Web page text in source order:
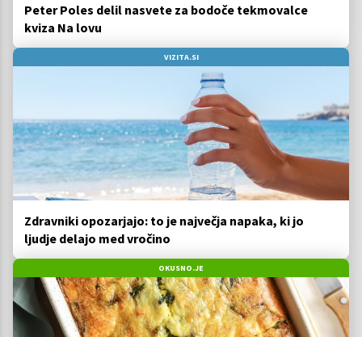
Peter Poles delil nasvete za bodoče tekmovalce
kviza Na lovu
VIZITA.SI
Zdravniki opozarjajo: to je največja napaka, ki jo
ljudje delajo med vročino
OKUSNO.JE